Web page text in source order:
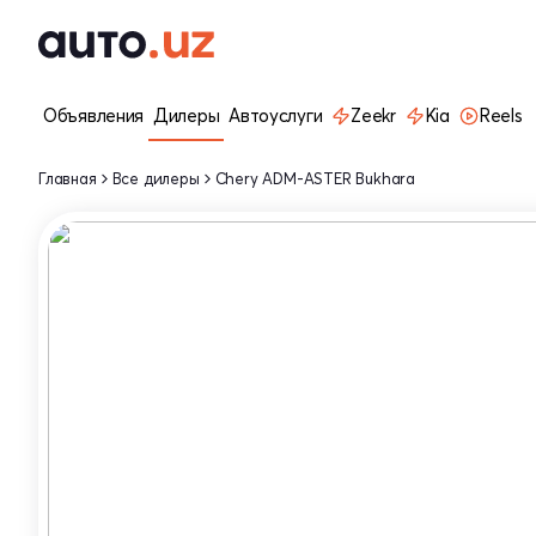
Объявления Дилеры Автоуслуги Zeekr Kia Reels
Главная Все дилеры Chery ADM-ASTER Bukhara